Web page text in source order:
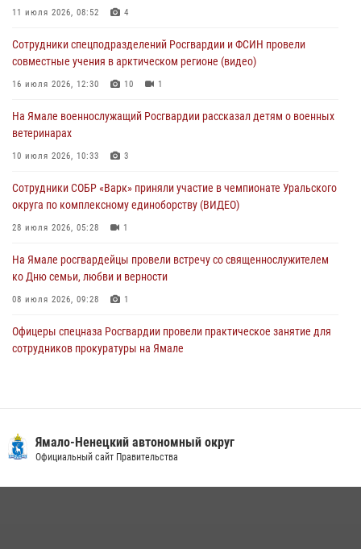
03 августа 2026, 06:54
Директор Росгвардии Герой России генерал армии Виктор Золотов
поздравил специалистов подразделений тыла с профессиональным
праздником
Сотрудники СОБР «Варк» повышают боевое мастерство на Ямале
30 июля 2026, 09:34 1
Офицеры спецназа Росгвардии провели практическое занятие для
сотрудников прокуратуры на Ямале
29 июля 2026, 10:42 4
11 июля 2026, 08:52 4
Сотрудники спецподразделений Росгвардии и ФСИН провели
совместные учения в арктическом регионе (видео)
16 июля 2026, 12:30 10 1
На Ямале военнослужащий Росгвардии рассказал детям о военных
ветеринарах
10 июля 2026, 10:33 3
Сотрудники СОБР «Варк» приняли участие в чемпионате Уральского
округа по комплексному единоборству (ВИДЕО)
28 июля 2026, 05:28 1
На Ямале росгвардейцы провели встречу со священнослужителем
ко Дню семьи, любви и верности
08 июля 2026, 09:28 1
Офицеры спецназа Росгвардии провели практическое занятие для
сотрудников прокуратуры на Ямале
«Каникулы с Росгвардией» продолжаются на Ямале
Ямало-Ненецкий автономный округ
Официальный сайт Правительства